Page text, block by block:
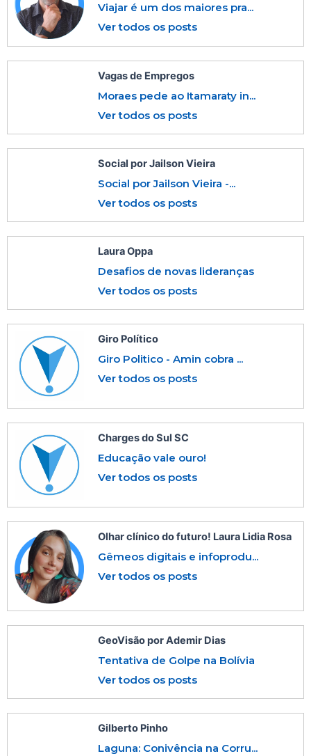
Viajar é um dos maiores pra...
Ver todos os posts
Vagas de Empregos
Moraes pede ao Itamaraty in...
Ver todos os posts
Social por Jailson Vieira
Social por Jailson Vieira -...
Ver todos os posts
Laura Oppa
Desafios de novas lideranças
Ver todos os posts
Giro Político
Giro Politico - Amin cobra ...
Ver todos os posts
Charges do Sul SC
Educação vale ouro!
Ver todos os posts
Olhar clínico do futuro! Laura Lidia Rosa
Gêmeos digitais e infoprodu...
Ver todos os posts
GeoVisão por Ademir Dias
Tentativa de Golpe na Bolívia
Ver todos os posts
Gilberto Pinho
Laguna: Conivência na Corru...